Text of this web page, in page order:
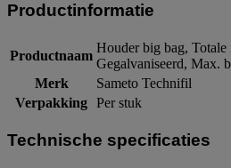
Productinformatie
Productnaam
Houder big bag,
Gegalvaniseerd, Max.
Merk
Sameto Technifil
Verpakking Per stuk
Technische specificaties